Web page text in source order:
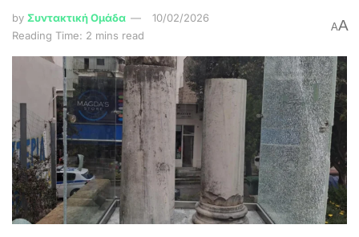
by Συντακτική Ομάδα
10/02/2026
Reading Time: 2 mins read
AA